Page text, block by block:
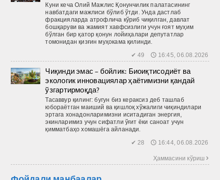
Куни кеча Олий Мажлис Қонунчилик палатасининг
навбатдаги мажлиси бўлиб ўтди. Унда дастлаб
фракцияларда атрофлича кўриб чиқилган, давлат
бошқаруви ва жамият хавфсизлиги учун ғоят муҳим
бўлган бир қатор қонун лойиҳалари депутатлар
томонидан қизғин муҳокама қилинди.
✔ 49 🕔 16:45, 06.08.2026
Чиқинди эмас – бойлик: Биоиқтисодиёт ва
экологик инновациялар ҳаётимизни қандай
ўзгартирмоқда?
Тасаввур қилинг: бугун биз кераксиз деб ташлаб
юбораётган маиший ва қиш­лоқ хўжалиги чиқиндилари
эртага хонадонларимизни иситадиган энергия,
экинларимиз учун сифатли ўғит ёки саноат учун
қимматбаҳо хомашёга айланади.
✔ 28 🕔 16:44, 06.08.2026
Ҳаммасини кўриш 